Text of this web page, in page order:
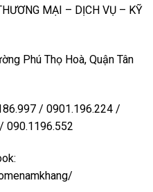
MẠI – DỊCH VỤ – KỸ
Phú Thọ Hoà, Quận Tân
/ 0901.196.224 /
090.1196.552